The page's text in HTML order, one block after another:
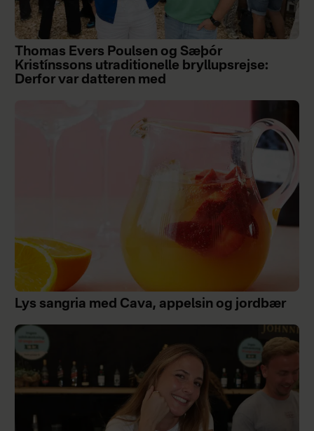
Thomas Evers Poulsen og Sæþór
Kristínssons utraditionelle bryllupsrejse:
Derfor var datteren med
Lys sangria med Cava, appelsin og jordbær